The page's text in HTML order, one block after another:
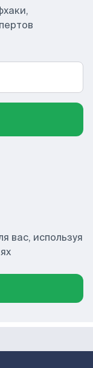
вас, используя